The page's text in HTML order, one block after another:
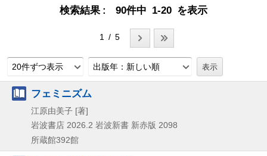
検索結果 90件中 1-20 を表示
1 / 5
20件ずつ表示 出版年：新しい順
フェミニズム
江原由美子 [著]
岩波書店 2026.2 岩波新書 新赤版 2098
所蔵館392館